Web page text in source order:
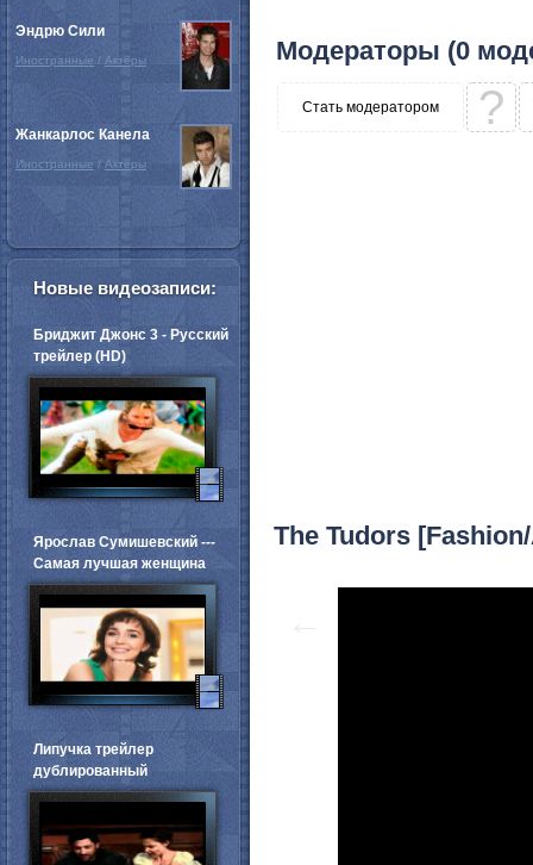
Модераторы (0
Стать модератором ?
The Tudors
Эндрю Сили
Иностранные / Актёры
Жанкарлос Канела
Иностранные / Актёры
Новые видеозаписи:
Бриджит Джонс 3 - Русский
трейлер (HD)
Ярослав Сумишевский ---
Самая лучшая женщина
Липучка трейлер
дублированный